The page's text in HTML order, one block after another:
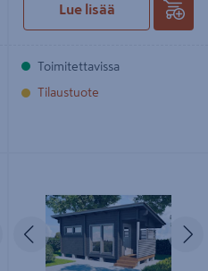
Lue lisää
Toimitettavissa
Tilaustuote
SeuraavaEdellinen